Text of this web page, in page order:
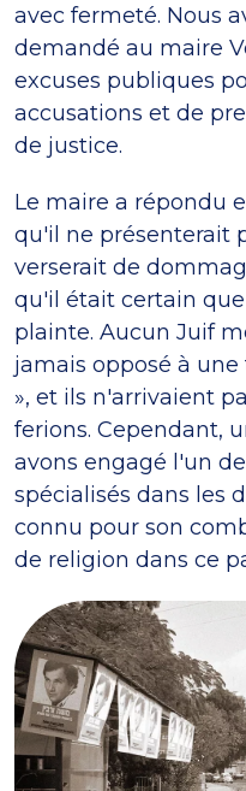
avec fermeté. Nous
demandé au maire
excuses publiques
accusations et de
de justice.
Le maire a répondu
qu'il ne présenterait
verserait de
qu'il était certain
plainte. Aucun Juif
jamais opposé à
», et ils n'arrivaient
ferions. Cependant,
avons engagé l'un
spécialisés dans les
connu pour son
de religion dans ce